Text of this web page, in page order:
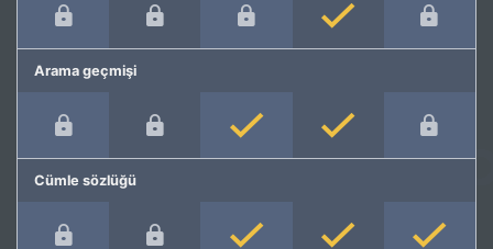
Arama geçmişi
Cümle sözlüğü